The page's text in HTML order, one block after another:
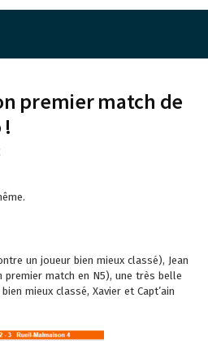
premier match de
!
un joueur bien mieux classé), Jean
match en N5), une très belle
mieux classé, Xavier et Capt’ain